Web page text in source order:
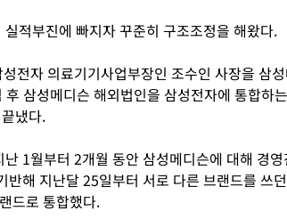
적부진에 빠지자 꾸준히 구조조정을 해왔다.
전자 의료기기사업부장인 조수인 사장을 삼
삼성메디슨 해외법인을 삼성전자에 통합하
냈다.
1월부터 2개월 동안 삼성메디슨에 대해 경
반해 지난달 25일부터 서로 다른 브랜드를 쓰
드로 통합했다.